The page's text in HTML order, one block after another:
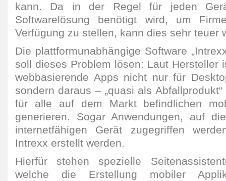
kann. Da in der Regel für jeden
Softwarelösung benötigt wird, um
Verfügung zu stellen, kann dies sehr teuer
Die plattformunabhängige Software
soll dieses Problem lösen: Laut Hersteller
webbasierende Apps nicht nur für
sondern daraus – „quasi als
für alle auf dem Markt befindlichen
generieren. Sogar Anwendungen, auf
internetfähigen Gerät zugegriffen
Intrexx erstellt werden.
Hierfür stehen spezielle
welche die Erstellung mobiler